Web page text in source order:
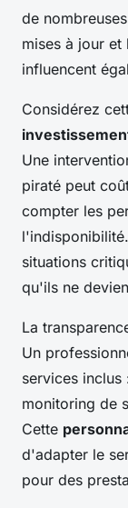
de
mises à jour et
influencent
Considérez
Une
piraté peut
compter les
situations
qu'ils ne
La
Un
services inclus
monitoring de
Cette
d'adapter le
pour des